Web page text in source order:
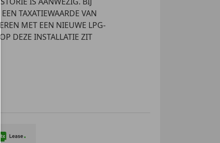
velgen
TAXATIEWAARDE VAN
MET EEN NIEUWE LPG-
DEZE INSTALLATIE ZIT
APK OF WORDEN
ACCU, SCHOON
AUTO € 125,- EN